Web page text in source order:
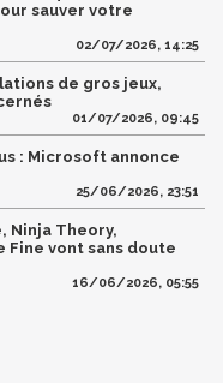
sauver votre
02/07/2026, 14:25
de gros jeux,
01/07/2026, 09:45
: Microsoft annonce
25/06/2026, 23:51
Ninja Theory,
Fine vont sans doute
16/06/2026, 05:55